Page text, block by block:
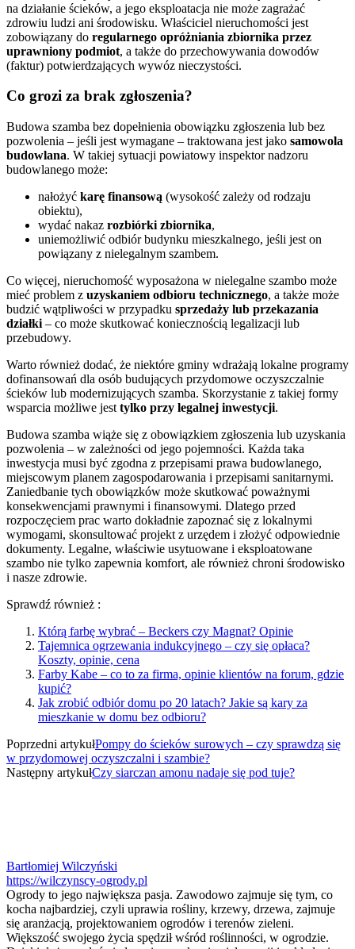
na działanie ścieków, a jego eksploatacja nie może zagrażać
zdrowiu ludzi ani środowisku. Właściciel nieruchomości jest
zobowiązany do regularnego opróżniania zbiornika przez
uprawniony podmiot, a także do przechowywania dowodów
(faktur) potwierdzających wywóz nieczystości.
Co grozi za brak zgłoszenia?
Budowa szamba bez dopełnienia obowiązku zgłoszenia lub bez
pozwolenia – jeśli jest wymagane – traktowana jest jako samowola
budowlana. W takiej sytuacji powiatowy inspektor nadzoru
budowlanego może:
nałożyć karę finansową (wysokość zależy od rodzaju
obiektu),
wydać nakaz rozbiórki zbiornika,
uniemożliwić odbiór budynku mieszkalnego, jeśli jest on
powiązany z nielegalnym szambem.
Co więcej, nieruchomość wyposażona w nielegalne szambo może
mieć problem z uzyskaniem odbioru technicznego, a także może
budzić wątpliwości w przypadku sprzedaży lub przekazania
działki – co może skutkować koniecznością legalizacji lub
przebudowy.
Warto również dodać, że niektóre gminy wdrażają lokalne programy
dofinansowań dla osób budujących przydomowe oczyszczalnie
ścieków lub modernizujących szamba. Skorzystanie z takiej formy
wsparcia możliwe jest tylko przy legalnej inwestycji.
Budowa szamba wiąże się z obowiązkiem zgłoszenia lub uzyskania
pozwolenia – w zależności od jego pojemności. Każda taka
inwestycja musi być zgodna z przepisami prawa budowlanego,
miejscowym planem zagospodarowania i przepisami sanitarnymi.
Zaniedbanie tych obowiązków może skutkować poważnymi
konsekwencjami prawnymi i finansowymi. Dlatego przed
rozpoczęciem prac warto dokładnie zapoznać się z lokalnymi
wymogami, skonsultować projekt z urzędem i złożyć odpowiednie
dokumenty. Legalne, właściwie usytuowane i eksploatowane
szambo nie tylko zapewnia komfort, ale również chroni środowisko
i nasze zdrowie.
Sprawdź również :
Którą farbę wybrać – Beckers czy Magnat? Opinie
Tajemnica ogrzewania indukcyjnego – czy się opłaca?
Koszty, opinie, cena
Farby Kabe – co to za firma, opinie klientów na forum, gdzie
kupić?
Jak zrobić odbiór domu po 20 latach? Jakie są kary za
mieszkanie w domu bez odbioru?
Poprzedni artykułPompy do ścieków surowych – czy sprawdzą się
w przydomowej oczyszczalni i szambie?
Następny artykułCzy siarczan amonu nadaje się pod tuje?
Bartłomiej Wilczyński
https://wilczynscy-ogrody.pl
Ogrody to jego największa pasja. Zawodowo zajmuje się tym, co
kocha najbardziej, czyli uprawia rośliny, krzewy, drzewa, zajmuje
się aranżacją, projektowaniem ogrodów i terenów zieleni.
Większość swojego życia spędził wśród roślinności, w ogrodzie.